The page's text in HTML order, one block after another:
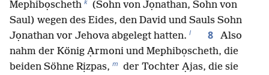
Mephibọscheth
(Sohn von Jọnathan, Sohn von
Saul) wegen des Eides, den David und Sauls Sohn
Jọnathan vor Jehova abgelegt hatten. l 8
Also
nahm der König Ạrmoni und Mephibọscheth, die
beiden Söhne Rịzpas, m der Tochter Ạjas, die sie